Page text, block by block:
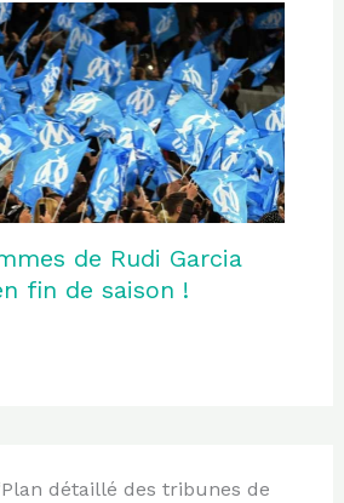
de Rudi Garcia
fin de saison !
détaillé des tribunes de